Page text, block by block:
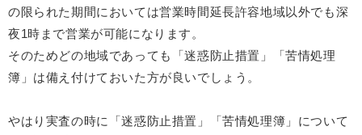
の限られた期間においては営業時間延長許容地域以外でも深
夜1時まで営業が可能になります。
そのためどの地域であっても「迷惑防止措置」「苦情処理
簿」は備え付けておいた方が良いでしょう。
やはり実査の時に「迷惑防止措置」「苦情処理簿」について